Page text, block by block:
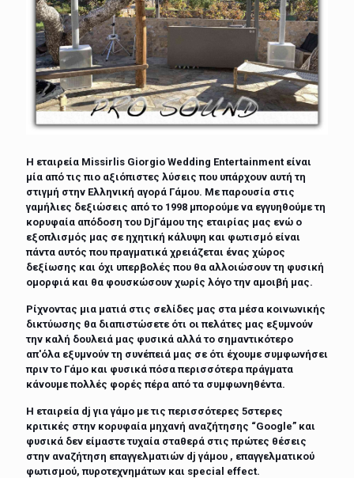
Η εταιρεία Missirlis Giorgio Wedding Entertainment είναι
μία από τις πιο αξιόπιστες λύσεις που υπάρχουν αυτή τη
στιγμή στην Ελληνική αγορά Γάμου. Με παρουσία στις
γαμήλιες δεξιώσεις από το 1998 μπορούμε να εγγυηθούμε τη
κορυφαία απόδοση του DjΓάμου της εταιρίας μας ενώ ο
εξοπλισμός μας σε ηχητική κάλυψη και φωτισμό είναι
πάντα αυτός που πραγματικά χρειάζεται ένας χώρος
δεξίωσης και όχι υπερβολές που θα αλλοιώσουν τη φυσική
ομορφιά και θα φουσκώσουν χωρίς λόγο την αμοιβή μας.
Ρίχνοντας μια ματιά στις σελίδες μας στα μέσα κοινωνικής
δικτύωσης θα διαπιστώσετε ότι οι πελάτες μας εξυμνούν
την καλή δουλειά μας φυσικά αλλά το σημαντικότερο
απ'όλα εξυμνούν τη συνέπειά μας σε ότι έχουμε συμφωνήσει
πριν το Γάμο και φυσικά πόσα περισσότερα πράγματα
κάνουμε πολλές φορές πέρα από τα συμφωνηθέντα.
Η εταιρεία dj για γάμο με τις περισσότερες 5στερες
κριτικές στην κορυφαία μηχανή αναζήτησης “Google” και
φυσικά δεν είμαστε τυχαία σταθερά στις πρώτες θέσεις
στην αναζήτηση επαγγελματιών dj γάμου , επαγγελματικού
φωτισμού, πυροτεχνημάτων και special effect.